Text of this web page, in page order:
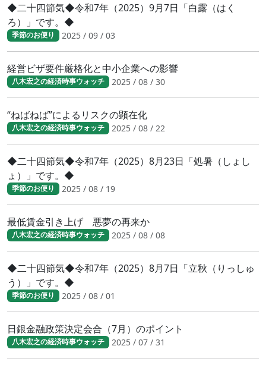
◆二十四節気◆令和7年（2025）9月7日「白露（はく
ろ）」です。◆
季節のお便り 2025 / 09 / 03
経営ビザ要件厳格化と中小企業への影響
八木宏之の経済時事ウォッチ 2025 / 08 / 30
“ねばねば”によるリスクの顕在化
八木宏之の経済時事ウォッチ 2025 / 08 / 22
◆二十四節気◆令和7年（2025）8月23日「処暑（しょし
ょ）」です。◆
季節のお便り 2025 / 08 / 19
最低賃金引き上げ 悪夢の再来か
八木宏之の経済時事ウォッチ 2025 / 08 / 08
◆二十四節気◆令和7年（2025）8月7日「立秋（りっしゅ
う）」です。◆
季節のお便り 2025 / 08 / 01
日銀金融政策決定会合（7月）のポイント
八木宏之の経済時事ウォッチ 2025 / 07 / 31